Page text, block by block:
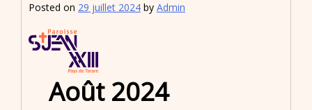
Posted on 29 juillet 2024 by Admin
Août 2024